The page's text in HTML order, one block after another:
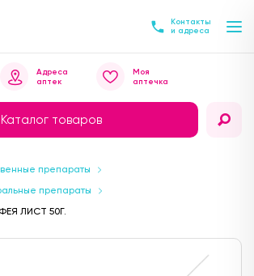
Контакты
и адреса
Каталог товаров
Адреса
аптек
Моя
аптечка
препараты
препараты
ЛИСТ 50Г.